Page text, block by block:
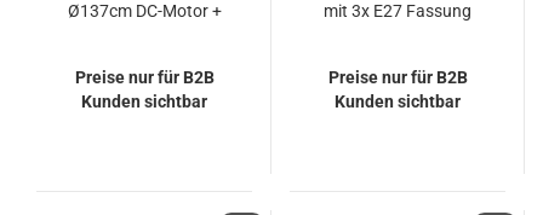
Ø137cm DC-Motor +
Preise nur für B2B
Kunden sichtbar
mit 3x E27 Fassung
Preise nur für B2B
Kunden sichtbar